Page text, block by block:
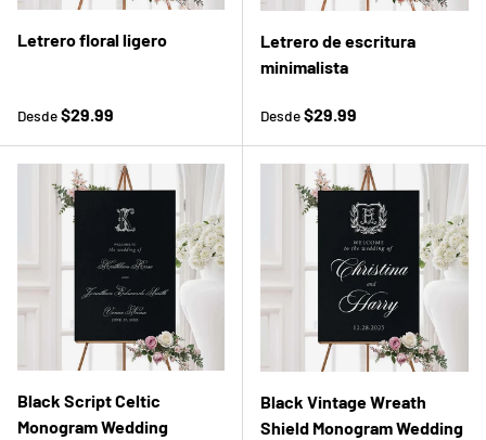
Letrero floral ligero
Precio normal
Desde$29.99
Letrero de escritura
minimalista
Precio normal
Desde$29.99
Black Script Celtic
Monogram Wedding
Black Vintage Wreath
Shield Monogram Wedding